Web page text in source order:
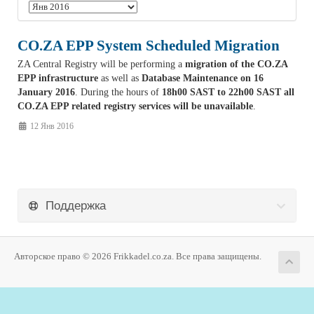
CO.ZA EPP System Scheduled Migration
ZA Central Registry will be performing a migration of the CO.ZA
EPP infrastructure as well as Database Maintenance on 16
January 2016. During the hours of 18h00 SAST to 22h00 SAST all
CO.ZA EPP related registry services will be unavailable.
12 Янв 2016
Поддержка
Авторское право © 2026 Frikkadel.co.za. Все права защищены.